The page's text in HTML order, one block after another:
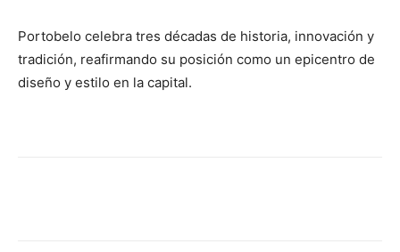
Portobelo celebra tres décadas de historia, innovación y
tradición, reafirmando su posición como un epicentro de
diseño y estilo en la capital.